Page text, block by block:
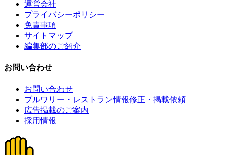
運営会社
プライバシーポリシー
免責事項
サイトマップ
編集部のご紹介
お問い合わせ
お問い合わせ
ブルワリー・レストラン情報修正・掲載依頼
広告掲載のご案内
採用情報